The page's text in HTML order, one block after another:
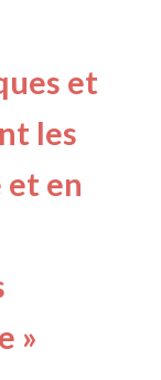
et
les
et en
»